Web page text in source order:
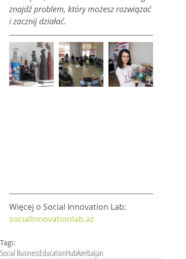
znajdź problem, który możesz rozwiązać
i zacznij działać.
Więcej o Social Innovation Lab:
socialinnovationlab.az
Tagi:
Social BusinessEducationHubAzerbaijan